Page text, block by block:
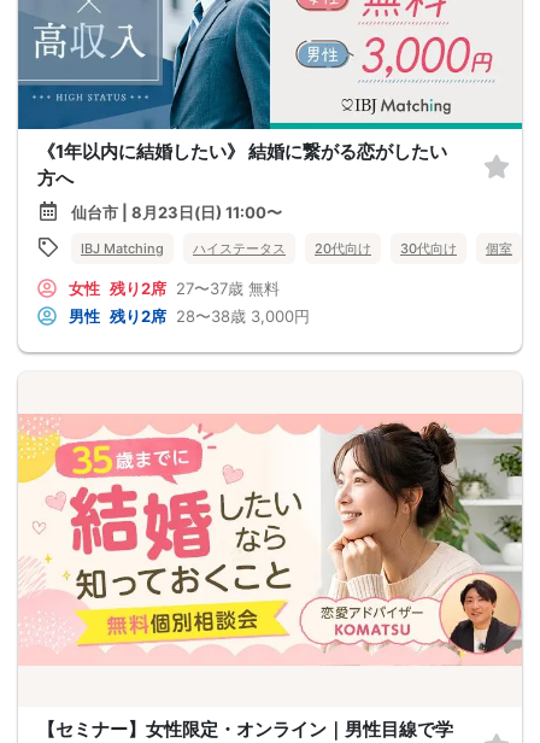
《1年以内に結婚したい》 結婚に繋がる恋がしたい
方へ
仙台市 | 8月23日(日) 11:00〜
IBJ Matching ハイステータス 20代向け 30代向け 個室
女性 残り2席 27〜37歳 無料
男性 残り2席 28〜38歳 3,000円
【セミナー】女性限定・オンライン｜男性目線で学